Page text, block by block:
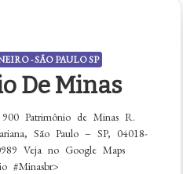
- SÃO PAULO SP
De Minas
Patrimônio de Minas R.
São Paulo – SP, 04018-
Veja no Google Maps
#Minasbr>